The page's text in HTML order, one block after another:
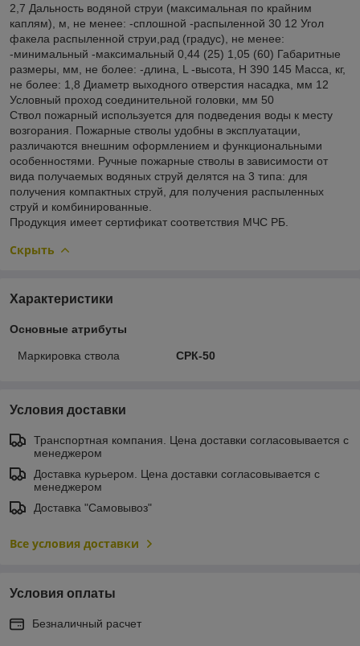
2,7 Дальность водяной струи (максимальная по крайним
каплям), м, не менее: -сплошной -распыленной 30 12 Угол
факела распыленной струи,рад (градус), не менее:
-минимальный -максимальный 0,44 (25) 1,05 (60) Габаритные
размеры, мм, не более: -длина, L -высота, H 390 145 Масса, кг,
не более: 1,8 Диаметр выходного отверстия насадка, мм 12
Условный проход соединительной головки, мм 50
Ствол пожарный используется для подведения воды к месту
возгорания. Пожарные стволы удобны в эксплуатации,
различаются внешним оформлением и функциональными
особенностями. Ручные пожарные стволы в зависимости от
вида получаемых водяных струй делятся на 3 типа: для
получения компактных струй, для получения распыленных
струй и комбинированные.
Продукция имеет сертификат соответствия МЧС РБ.
Скрыть
Характеристики
Основные атрибуты
Маркировка ствола СРК-50
Условия доставки
Транспортная компания. Цена доставки согласовывается с
менеджером
Доставка курьером. Цена доставки согласовывается с
менеджером
Доставка "Самовывоз"
Все условия доставки
Условия оплаты
Безналичный расчет